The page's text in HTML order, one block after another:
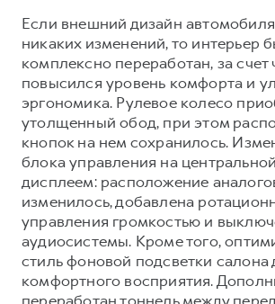
Если внешний дизайн
никаких изменений, то интерьер
комплексно переработан, за счет
повысился уровень комфорта и
эргономика. Рулевое колесо
утолщенный обод, при этом
кнопок на нем сохранилось.
блока управления на
дисплеем: расположение
изменилось, добавлена
управления громкостью и
аудиосистемы. Кроме того,
стиль фоновой подсветки салона
комфортного восприятия.